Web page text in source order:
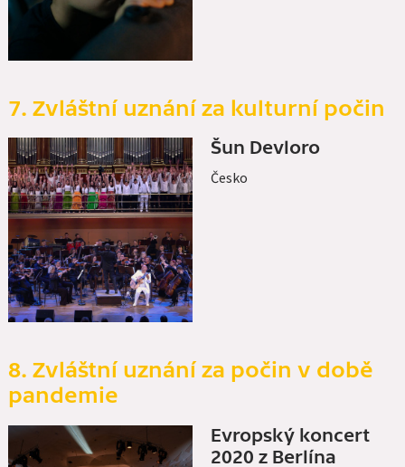
7. Zvláštní uznání za kulturní počin
Šun Devloro
Česko
8. Zvláštní uznání za počin v době
pandemie
Evropský koncert
2020 z Berlína